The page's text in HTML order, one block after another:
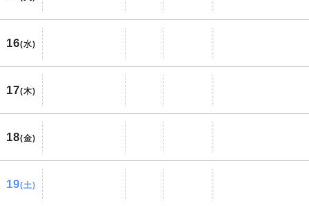
16(水)
17(木)
18(金)
19(土)